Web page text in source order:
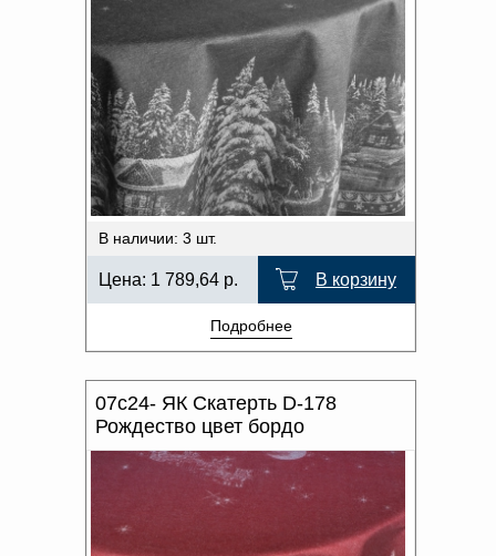
В наличии: 3 шт.
Цена: 1 789,64 р. В корзину
Подробнее
07с24- ЯК Скатерть D-178
Рождество цвет бордо